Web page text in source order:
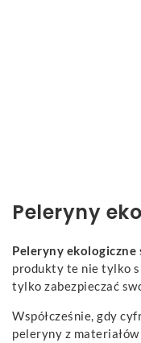
Peleryny
Peleryny ekologiczne
produkty te nie tylko
tylko zabezpieczać
Współcześnie, gdy
peleryny z